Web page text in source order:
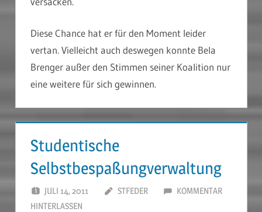
Diese Chance hat er für den Moment leider
vertan. Vielleicht auch deswegen konnte Bela
Brenger außer den Stimmen seiner Koalition nur
eine weitere für sich gewinnen.
Studentische
Selbstbespaßungverwaltung
JULI 14, 2011 STFEDER
KOMMENTAR
HINTERLASSEN